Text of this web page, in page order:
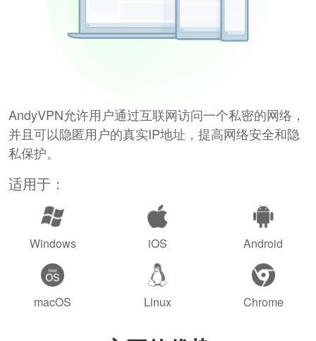
AndyVPN允许用户通过互联网访问一个私密的网络，
并且可以隐匿用户的真实IP地址，提高网络安全和隐
私保护。
适用于：
Windows iOS Android
macOS Linux Chrome